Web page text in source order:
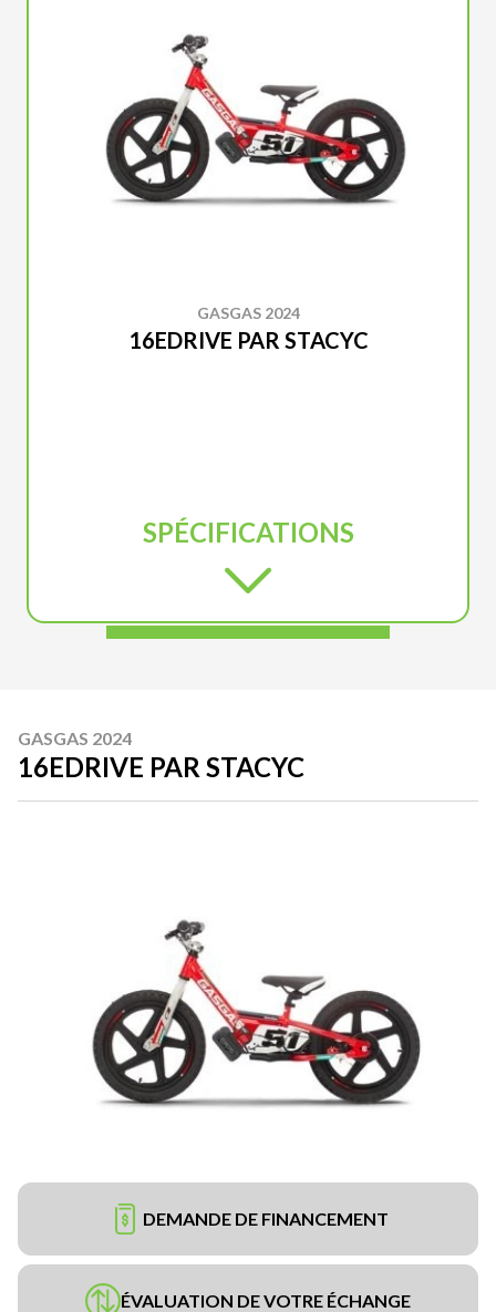
GASGAS 2024
16EDRIVE PAR STACYC
SPÉCIFICATIONS
GASGAS 2024
16EDRIVE PAR STACYC
DEMANDE DE FINANCEMENT
ÉVALUATION DE VOTRE ÉCHANGE